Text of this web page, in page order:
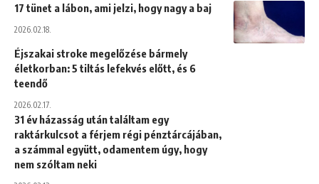
17 tünet a lábon, ami jelzi, hogy nagy a baj
2026.02.18.
Éjszakai stroke megelőzése bármely
életkorban: 5 tiltás lefekvés előtt, és 6
teendő
2026.02.17.
31 év házasság után találtam egy
raktárkulcsot a férjem régi pénztárcájában,
a számmal együtt, odamentem úgy, hogy
nem szóltam neki